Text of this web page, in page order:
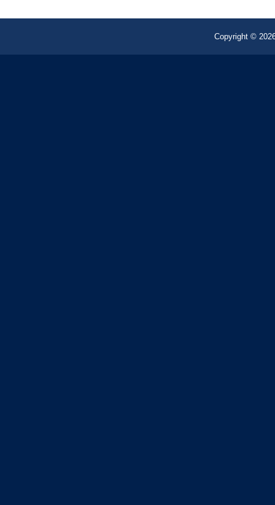
Copyright ©